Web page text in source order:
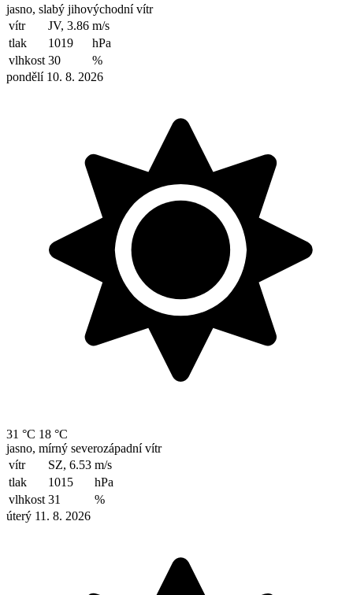
jasno, slabý jihovýchodní vítr
vítr
JV, 3.86 m/s
tlak
1019
hPa
vlhkost 30
%
pondělí 10. 8. 2026
31 °C 18 °C
jasno, mírný severozápadní vítr
vítr
SZ, 6.53 m/s
tlak
1015
hPa
vlhkost 31
%
úterý 11. 8. 2026